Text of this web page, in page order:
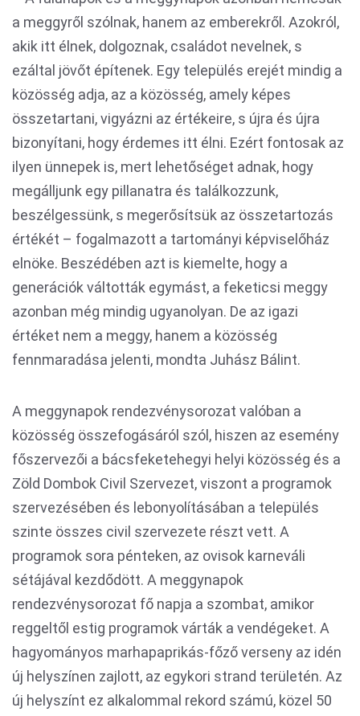
a meggyről szólnak, hanem az emberekről. Azokról,
akik itt élnek, dolgoznak, családot nevelnek, s
ezáltal jövőt építenek. Egy település erejét mindig a
közösség adja, az a közösség, amely képes
összetartani, vigyázni az értékeire, s újra és újra
bizonyítani, hogy érdemes itt élni. Ezért fontosak az
ilyen ünnepek is, mert lehetőséget adnak, hogy
megálljunk egy pillanatra és találkozzunk,
beszélgessünk, s megerősítsük az összetartozás
értékét – fogalmazott a tartományi képviselőház
elnöke. Beszédében azt is kiemelte, hogy a
generációk váltották egymást, a feketicsi meggy
azonban még mindig ugyanolyan. De az igazi
értéket nem a meggy, hanem a közösség
fennmaradása jelenti, mondta Juhász Bálint.
A meggynapok rendezvénysorozat valóban a
közösség összefogásáról szól, hiszen az esemény
főszervezői a bácsfeketehegyi helyi közösség és a
Zöld Dombok Civil Szervezet, viszont a programok
szervezésében és lebonyolításában a település
szinte összes civil szervezete részt vett. A
programok sora pénteken, az ovisok karneváli
sétájával kezdődött. A meggynapok
rendezvénysorozat fő napja a szombat, amikor
reggeltől estig programok várták a vendégeket. A
hagyományos marhapaprikás-főző verseny az idén
új helyszínen zajlott, az egykori strand területén. Az
új helyszínt ez alkalommal rekord számú, közel 50